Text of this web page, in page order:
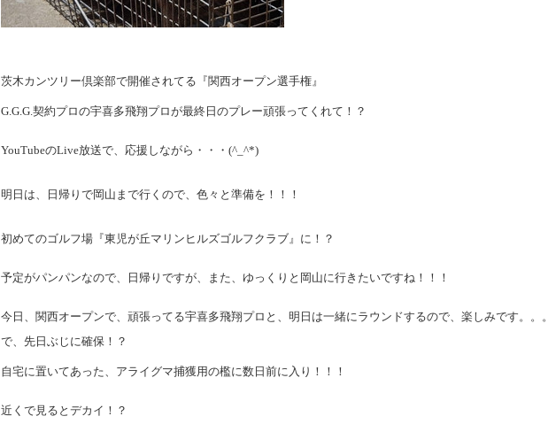
茨木カンツリー倶楽部で開催されてる『関西オープン選手権』
G.G.G.契約プロの宇喜多飛翔プロが最終日のプレー頑張ってくれて！？
YouTubeのLive放送で、応援しながら・・・(^_^*)
明日は、日帰りで岡山まで行くので、色々と準備を！！！
初めてのゴルフ場『東児が丘マリンヒルズゴルフクラブ』に！？
予定がパンパンなので、日帰りですが、また、ゆっくりと岡山に行きたいですね！！！
今日、関西オープンで、頑張ってる宇喜多飛翔プロと、明日は一緒にラウンドするので、楽しみです。。。
で、先日ぶじに確保！？
自宅に置いてあった、アライグマ捕獲用の檻に数日前に入り！！！
近くで見るとデカイ！？